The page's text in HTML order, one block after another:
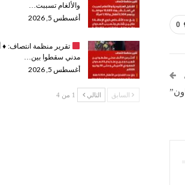
0
والألغام تسببت…
أغسطس 5, 2026
تقرير منظمة انتصاف: ♦️
مدني سقطوا بين…
أغسطس 5, 2026
السابق التالي 1 من 4